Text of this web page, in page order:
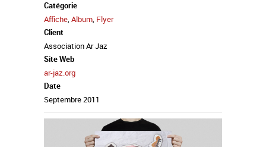
Catégorie
Affiche, Album, Flyer
Client
Association Ar Jaz
Site Web
ar-jaz.org
Date
Septembre 2011